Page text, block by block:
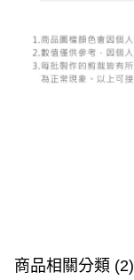
商品相關分類 (2)